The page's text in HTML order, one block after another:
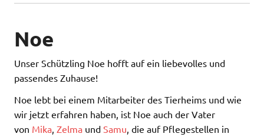
Noe
Unser Schützling Noe hofft auf ein liebevolles und
passendes Zuhause!
Noe lebt bei einem Mitarbeiter des Tierheims und wie
wir jetzt erfahren haben, ist Noe auch der Vater
von Mika, Zelma und Samu, die auf Pflegestellen in